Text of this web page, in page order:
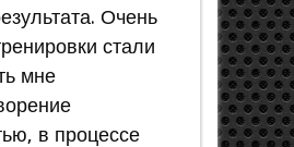
Очень
стали
мне
в процессе